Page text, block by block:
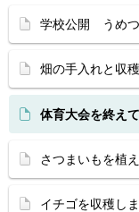
学校公開 うめつ
畑の手入れと収
体育大会を終え
さつまいもを植
イチゴを収穫し